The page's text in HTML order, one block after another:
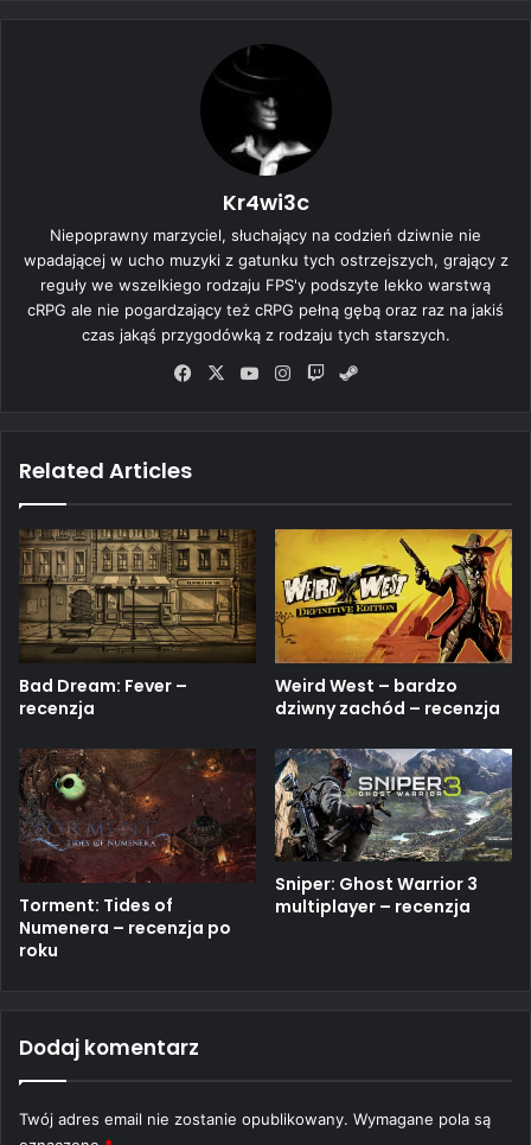
Kr4wi3c
Niepoprawny marzyciel, słuchający na codzień dziwnie nie
wpadającej w ucho muzyki z gatunku tych ostrzejszych, grający z
reguły we wszelkiego rodzaju FPS'y podszyte lekko warstwą
cRPG ale nie pogardzający też cRPG pełną gębą oraz raz na jakiś
czas jakąś przygodówką z rodzaju tych starszych.
Fa
X
Yo
Ins
Tw
Related Articles
Bad Dream: Fever –
recenzja
Weird West – bardzo
dziwny zachód – recenzja
Torment: Tides of
Numenera – recenzja po
roku
Sniper: Ghost Warrior 3
multiplayer – recenzja
Dodaj komentarz
Twój adres email nie zostanie opublikowany. Wymagane pola są